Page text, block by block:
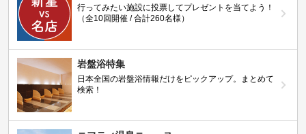
行ってみたい施設に投票してプレゼントを当てよう！
（全10回開催 / 合計260名様）
岩盤浴特集
日本全国の岩盤浴情報だけをピックアップ。まとめて
検索！